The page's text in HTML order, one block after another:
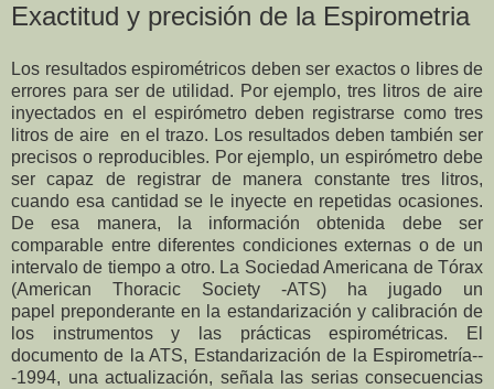
Exactitud y precisión de la Espirometria
Los resultados espirométricos deben ser exactos o libres de
errores para ser de utilidad. Por ejemplo, tres litros de aire
inyectados en el espirómetro deben registrarse como tres
litros de aire en el trazo. Los resultados deben también ser
precisos o reproducibles. Por ejemplo, un espirómetro debe
ser capaz de registrar de manera constante tres litros,
cuando esa cantidad se le inyecte en repetidas ocasiones.
De esa manera, la información obtenida debe ser
comparable entre diferentes condiciones externas o de un
intervalo de tiempo a otro. La Sociedad Americana de Tórax
(American Thoracic Society -ATS) ha jugado un
papel preponderante en la estandarización y calibración de
los instrumentos y las prácticas espirométricas. El
documento de la ATS, Estandarización de la Espirometría--
-1994, una actualización, señala las serias consecuencias